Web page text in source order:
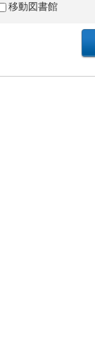
移動図書館